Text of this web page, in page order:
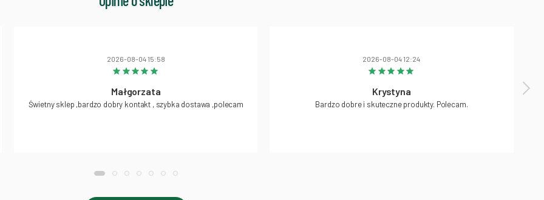
2026-08-04 15:58
Małgorzata
Świetny sklep ,bardzo dobry kontakt , szybka dostawa ,polecam
2026-08-04 12:24
Krystyna
Bardzo dobre i skuteczne produkty. Polecam.